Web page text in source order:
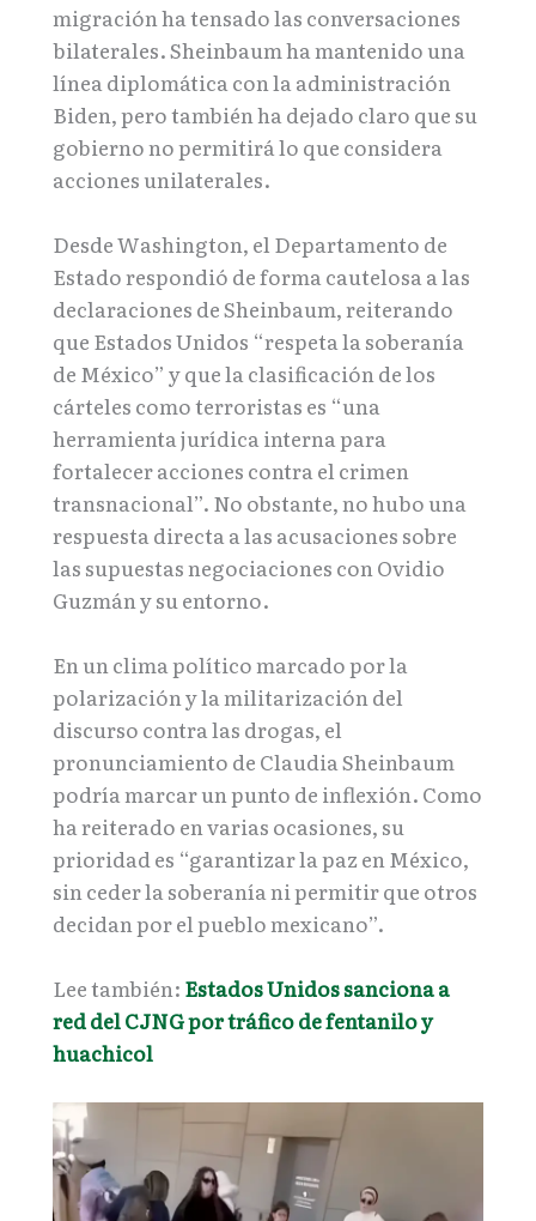
migración ha tensado las conversaciones
bilaterales. Sheinbaum ha mantenido una
línea diplomática con la administración
Biden, pero también ha dejado claro que su
gobierno no permitirá lo que considera
acciones unilaterales.
Desde Washington, el Departamento de
Estado respondió de forma cautelosa a las
declaraciones de Sheinbaum, reiterando
que Estados Unidos “respeta la soberanía
de México” y que la clasificación de los
cárteles como terroristas es “una
herramienta jurídica interna para
fortalecer acciones contra el crimen
transnacional”. No obstante, no hubo una
respuesta directa a las acusaciones sobre
las supuestas negociaciones con Ovidio
Guzmán y su entorno.
En un clima político marcado por la
polarización y la militarización del
discurso contra las drogas, el
pronunciamiento de Claudia Sheinbaum
podría marcar un punto de inflexión. Como
ha reiterado en varias ocasiones, su
prioridad es “garantizar la paz en México,
sin ceder la soberanía ni permitir que otros
decidan por el pueblo mexicano”.
Lee también: Estados Unidos sanciona a
red del CJNG por tráfico de fentanilo y
huachicol